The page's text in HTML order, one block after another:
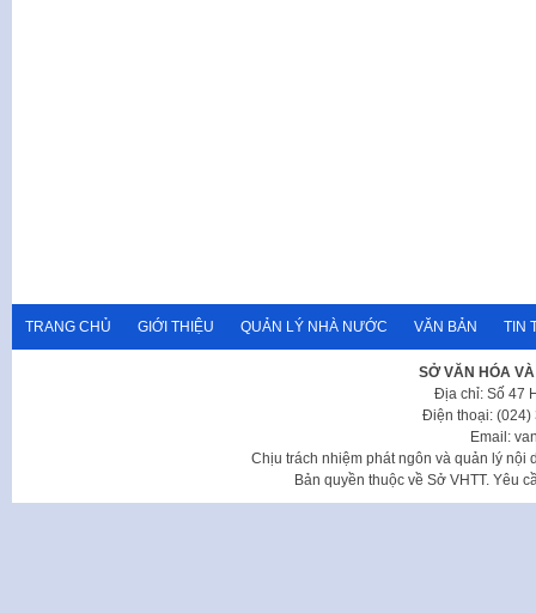
TRANG CHỦ GIỚI THIỆU QUẢN LÝ NHÀ NƯỚC VĂN BẢN TIN
SỞ VĂN HÓA
Địa chỉ: Số 47
Điện thoại: (024)
Email:
Chịu trách nhiệm phát ngôn và quản lý nội
Bản quyền thuộc về Sở VHTT. Yêu